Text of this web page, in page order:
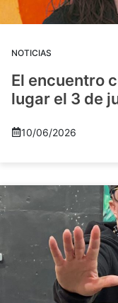
NOTICIAS
El encuentro
lugar el 3 de
10/06/2026